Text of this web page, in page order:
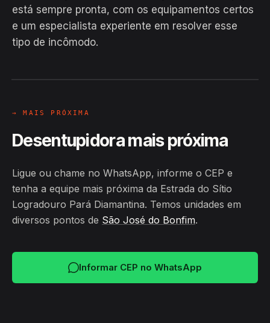
está sempre pronta, com os equipamentos certos
e um especialista experiente em resolver esse
tipo de incômodo.
EM CAMPO
Hiroshiro · Estrada do Sítio
Logradouro Pará Diamantina, São
→ MAIS PRÓXIMA
Desentupidora mais próxima
Ligue ou chame no WhatsApp, informe o CEP e
tenha a equipe mais próxima da Estrada do Sítio
Logradouro Pará Diamantina. Temos unidades em
diversos pontos de São José do Bonfim.
Informar CEP no WhatsApp